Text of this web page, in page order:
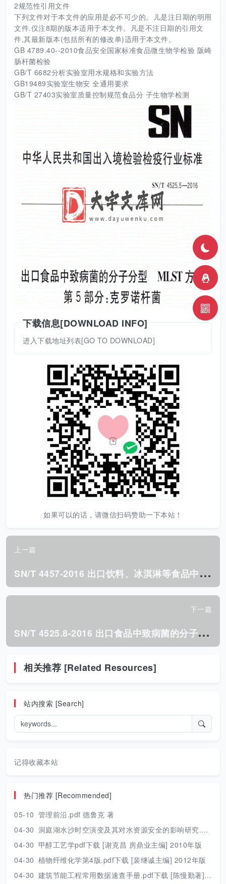
2规范性引用文件
下列文件对于本文件的应用是必不可少的。儿是注日期的明用
文件.仅注8期的版本适用于本文件。凡是不注日期的引用文
件,其最新版本(包括所有的修改单)适用于本文件。
GB 4789.40--2010食品安全国家标准食品微生物学检验 阪崎
肠杆菌检验
GB/T 6682分析实验室用水规格和实验方法
GB19489实验室生物安 全通用要求
GB/T 27403实验室质量控制规范食品分 子生物学检测
下载信息[DOWNLOAD INFO]
进入下载地址列表[GO TO DOWNLOAD]
如果可以的话，请微信扫码赞助一下本站！
上一篇
S
N/T 4457-2016 出口饮料、冰淇淋等食品中11种合成 着色剂的检测 液相色谱法.pdf
下一篇
S
N/T 4525.8-2016 出口食品中致病菌的分子分型 MLST方法 第8部分:致泻性大肠埃希氏菌.pdf
相关推荐 [Related Resources]
站内搜索 [Search]
记得收藏本站
热门推荐 [Recommended]
05-10 管理前沿.pdf 德鲁克 著
04-30 洞庭湖水沙时空演变及其对水资源安全的影响研究.pdf 胡光伟 著 2017年版
04-30 甲醇工艺学pdf下载 [谢克昌 房鼎业主编] 2010年版
04-30 植物纤维化学第4版.pdf下载 [裴继诚主编] 2012年版
04-30 建筑节能工程常用数据速查手册.pdf下载 [陈慢勤著] 2010年版